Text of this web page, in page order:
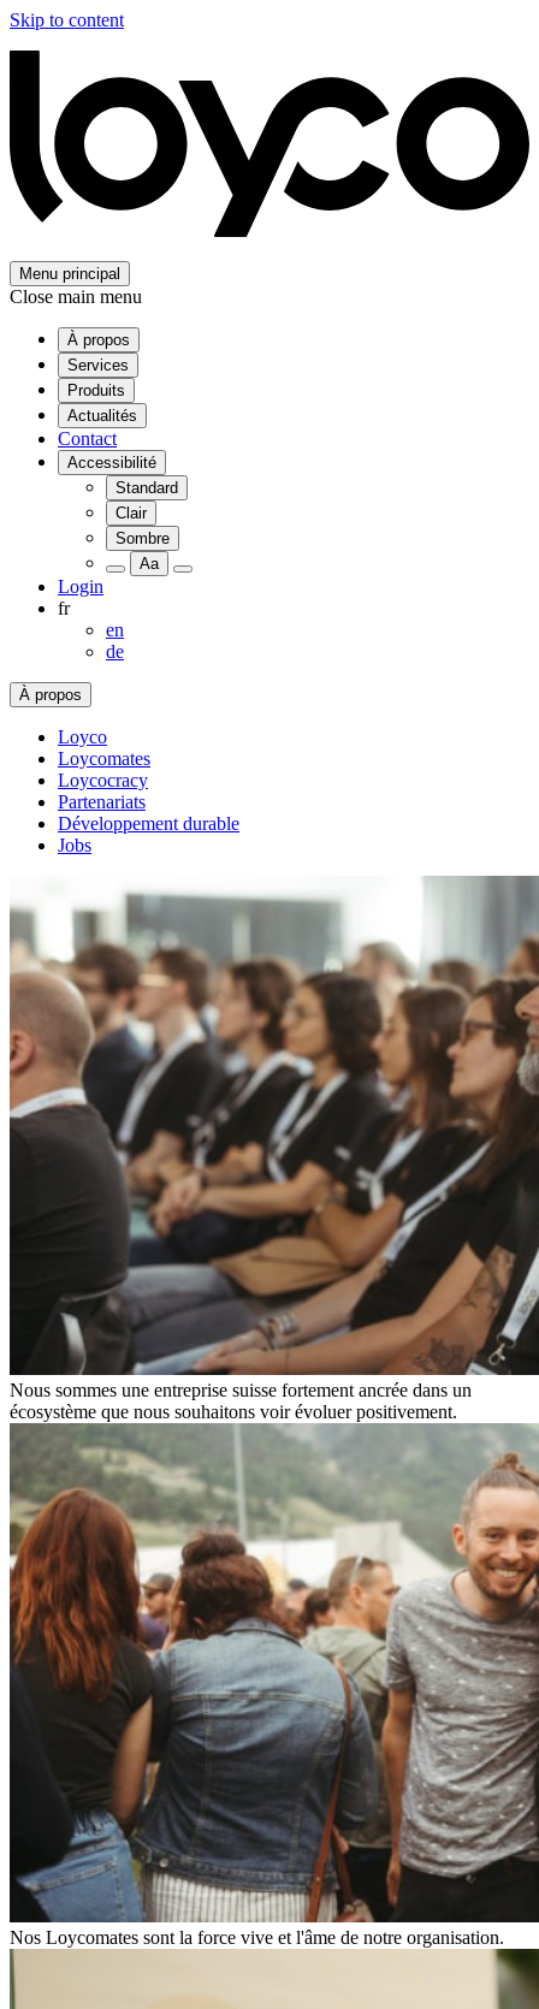
Skip to content
Menu principal
Close main menu
À propos
Services
Produits
Actualités
Contact
Accessibilité
Standard
Clair
Sombre
Aa
Login
fr
en
de
À propos
Loyco
Loycomates
Loycocracy
Partenariats
Développement durable
Jobs
Nous sommes une entreprise suisse fortement ancrée dans un
écosystème que nous souhaitons voir évoluer positivement.
Nos Loycomates sont la force vive et l'âme de notre organisation.